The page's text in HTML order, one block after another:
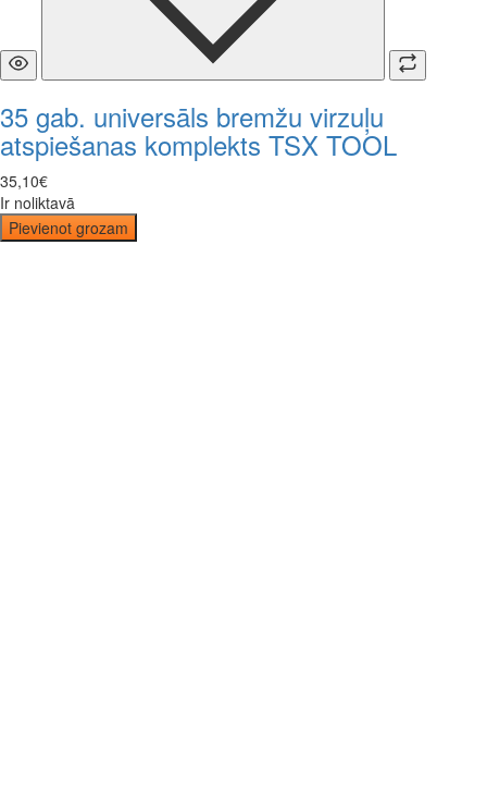
35 gab. universāls bremžu virzuļu
atspiešanas komplekts TSX TOOL
35,10€
Ir noliktavā
Pievienot grozam